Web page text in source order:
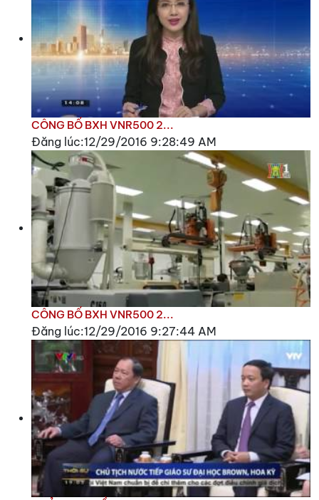
CÔNG BỐ BXH VNR500 2...
Đăng lúc:12/29/2016 9:28:49 AM
CÔNG BỐ BXH VNR500 2...
Đăng lúc:12/29/2016 9:27:44 AM